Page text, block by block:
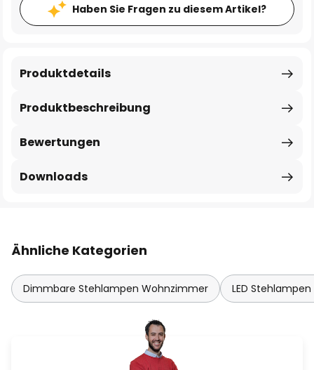
Haben Sie Fragen zu diesem Artikel?
Produktbeschreibung
Produktdetails
Bewertungen
Downloads
Ähnliche Kategorien
Dimmbare Stehlampen Wohnzimmer LED